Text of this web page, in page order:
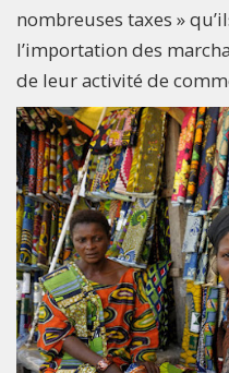
nombreuses taxes »
l’importation des
de leur activité de